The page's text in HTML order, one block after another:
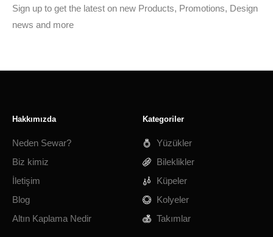
Sign up to get the latest on new Products, Promotions, Design
news and more
Hakkımızda
Neden Sewar?
Biz kimiz
İletişim
Blog
Altın Kaplama Nedir
Kategoriler
Yüzükler
Bileklikler
Küpeler
Kolyeler
Takımlar